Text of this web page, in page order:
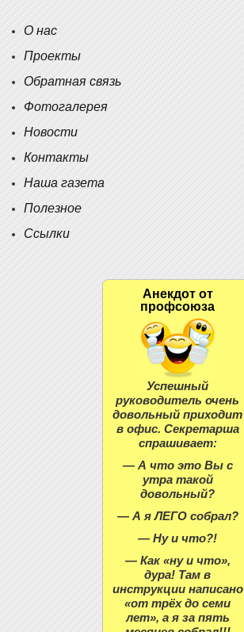
О нас
Проекты
Обратная связь
Фотогалерея
Новости
Контакты
Наша газета
Полезное
Ссылки
Анекдот от
профсоюза
Успешный
руководитель очень
довольный приходит
в офис. Секретарша
спрашивает:
— А что это Вы с
утра такой
довольный?
— А я ЛЕГО собрал?
— Ну и что?!
— Как «ну и что»,
дура! Там в
инструкции написано
«от трёх до семи
лет», а я за пять